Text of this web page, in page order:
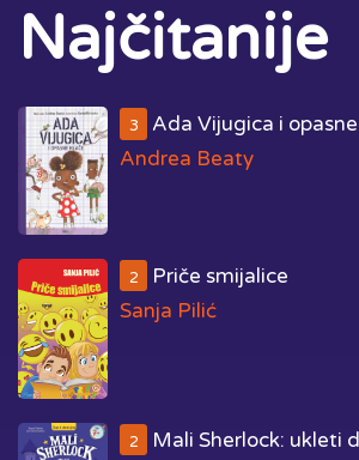
Najčitanije
3
Ada Vijugica i
Andrea Beaty
2
Priče smijalice
Sanja Pilić
2
Mali Sherlock: ukleti